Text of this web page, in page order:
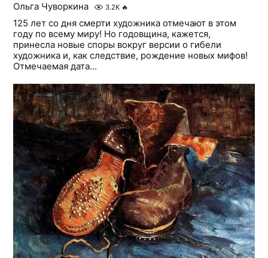
Ольга Чуворкина 3.2K 🔥
125 лет со дня смерти художника отмечают в этом
году по всему миру! Но годовщина, кажется,
принесла новые споры вокруг версии о гибели
художника и, как следствие, рождение новых мифов!
Отмечаемая дата...